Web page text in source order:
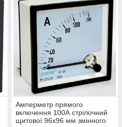
Амперметр прямого
включення 100А стрілочний
щитової 96х96 мм змінного